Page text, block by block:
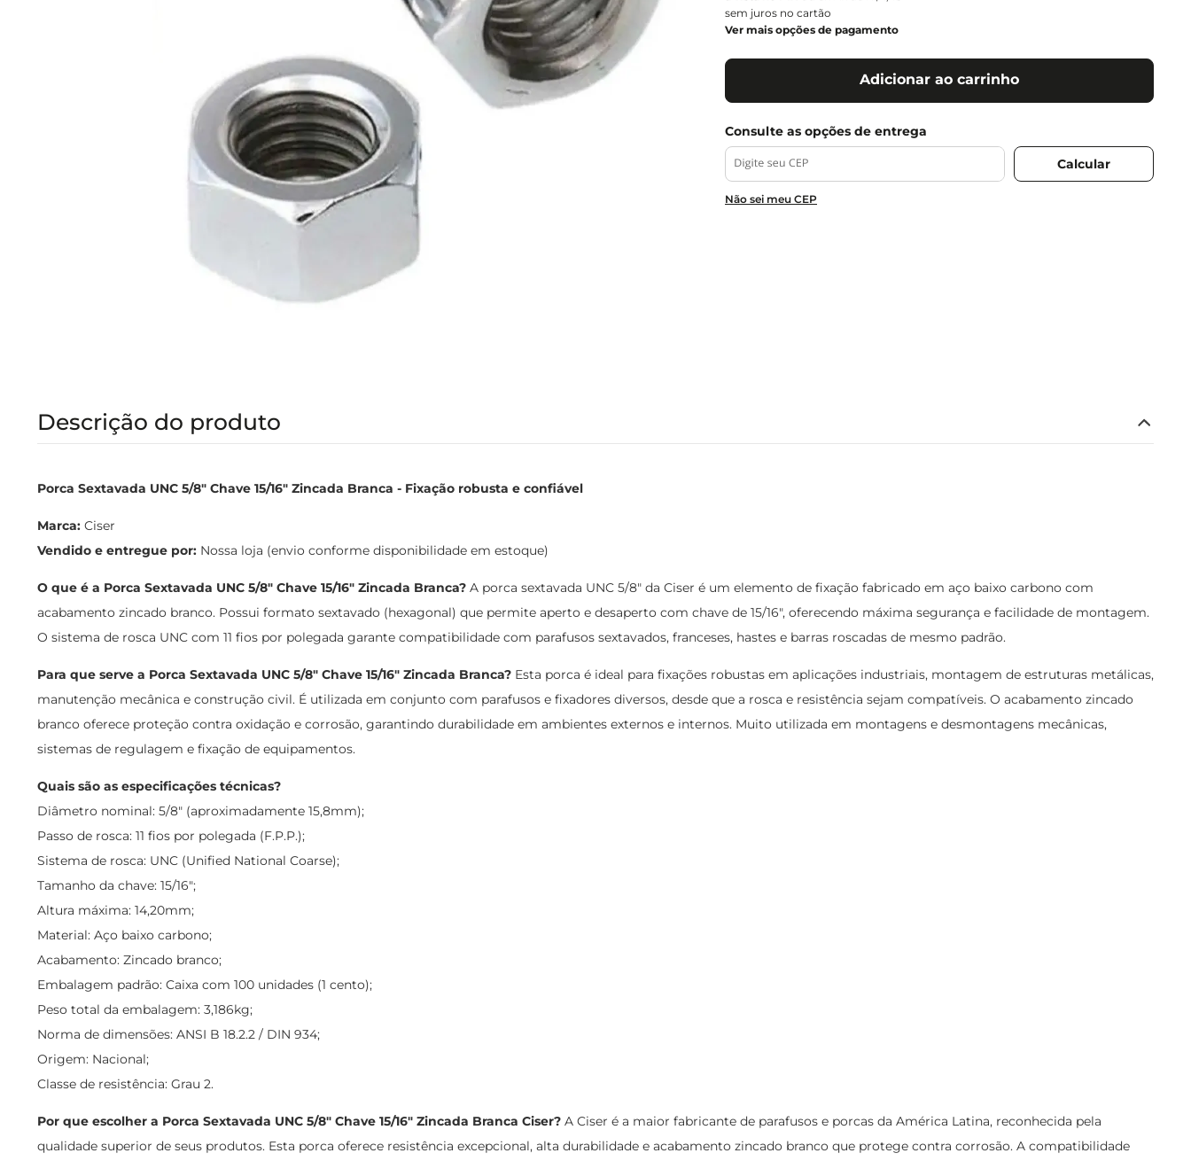
sem juros no cartão
Ver mais opções de pagamento
Adicionar ao carrinho
Não sei meu CEP
Descrição do produto
Porca Sextavada UNC 5/8" Chave 15/16" Zincada Branca - Fixação robusta e confiável
Marca: Ciser
Vendido e entregue por: Nossa loja (envio conforme disponibilidade em estoque)
O que é a Porca Sextavada UNC 5/8" Chave 15/16" Zincada Branca? A porca sextavada UNC 5/8" da Ciser é um elemento de fixação fabricado em aço baixo carbono com
acabamento zincado branco. Possui formato sextavado (hexagonal) que permite aperto e desaperto com chave de 15/16", oferecendo máxima segurança e facilidade de montagem.
O sistema de rosca UNC com 11 fios por polegada garante compatibilidade com parafusos sextavados, franceses, hastes e barras roscadas de mesmo padrão.
Para que serve a Porca Sextavada UNC 5/8" Chave 15/16" Zincada Branca? Esta porca é ideal para fixações robustas em aplicações industriais, montagem de estruturas metálicas,
manutenção mecânica e construção civil. É utilizada em conjunto com parafusos e fixadores diversos, desde que a rosca e resistência sejam compatíveis. O acabamento zincado
branco oferece proteção contra oxidação e corrosão, garantindo durabilidade em ambientes externos e internos. Muito utilizada em montagens e desmontagens mecânicas,
sistemas de regulagem e fixação de equipamentos.
Quais são as especificações técnicas?
Diâmetro nominal: 5/8" (aproximadamente 15,8mm);
Passo de rosca: 11 fios por polegada (F.P.P.);
Sistema de rosca: UNC (Unified National Coarse);
Tamanho da chave: 15/16";
Altura máxima: 14,20mm;
Material: Aço baixo carbono;
Acabamento: Zincado branco;
Embalagem padrão: Caixa com 100 unidades (1 cento);
Peso total da embalagem: 3,186kg;
Norma de dimensões: ANSI B 18.2.2 / DIN 934;
Origem: Nacional;
Classe de resistência: Grau 2.
Por que escolher a Porca Sextavada UNC 5/8" Chave 15/16" Zincada Branca Ciser? A Ciser é a maior fabricante de parafusos e porcas da América Latina, reconhecida pela
qualidade superior de seus produtos. Esta porca oferece resistência excepcional, alta durabilidade e acabamento zincado branco que protege contra corrosão. A compatibilidade